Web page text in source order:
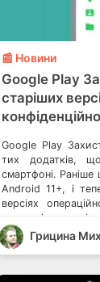
📰 Новини
Google Play
старіших
Google Play
тих додатків,
смартфоні. Раніше
Android 11+, і
версіях
можливість
користувач
якщо користувач
Грицина